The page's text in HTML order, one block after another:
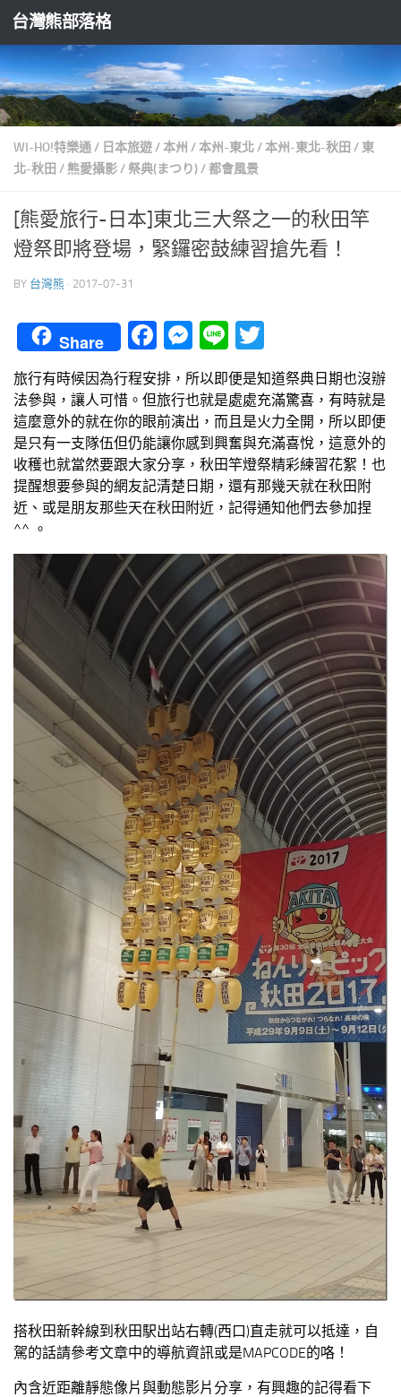
Skip to content
台灣熊部落格
WI-HO!特樂通/ 日本旅遊/本州 /本州-東北/本州-東北-秋田 / 東
北-秋田 / 熊愛攝影/祭典(まつり)/都會風景
[熊愛旅行-日本]東北三大祭之一的秋田竿
燈祭即將登場，緊鑼密鼓練習搶先看！
BY 台灣熊 · 2017-07-31
Share Facebook
Messenger
Line
旅行有時候因為行程安排，所以即便是知道祭典日期也沒辦
法參與，讓人可惜。但旅行也就是處處充滿驚喜，有時就是
這麼意外的就在你的眼前演出，而且是火力全開，所以即便
是只有一支隊伍但仍能讓你感到興奮與充滿喜悅，這意外的
收穫也就當然要跟大家分享，秋田竿燈祭精彩練習花絮！也
提醒想要參與的網友記清楚日期，還有那幾天就在秋田附
近、或是朋友那些天在秋田附近，記得通知他們去參加捏
^^ 。
搭秋田新幹線到秋田駅出站右轉(西口)直走就可以抵達，自
駕的話請參考文章中的導航資訊或是MAPCODE的咯！
內含近距離靜態像片與動態影片分享，有興趣的記得看下